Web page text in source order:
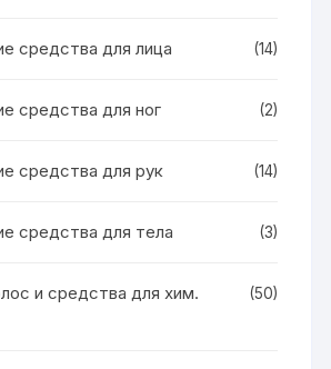
средства для лица (14)
средства для ног (2)
средства для рук (14)
средства для тела (3)
и средства для хим.
(50)